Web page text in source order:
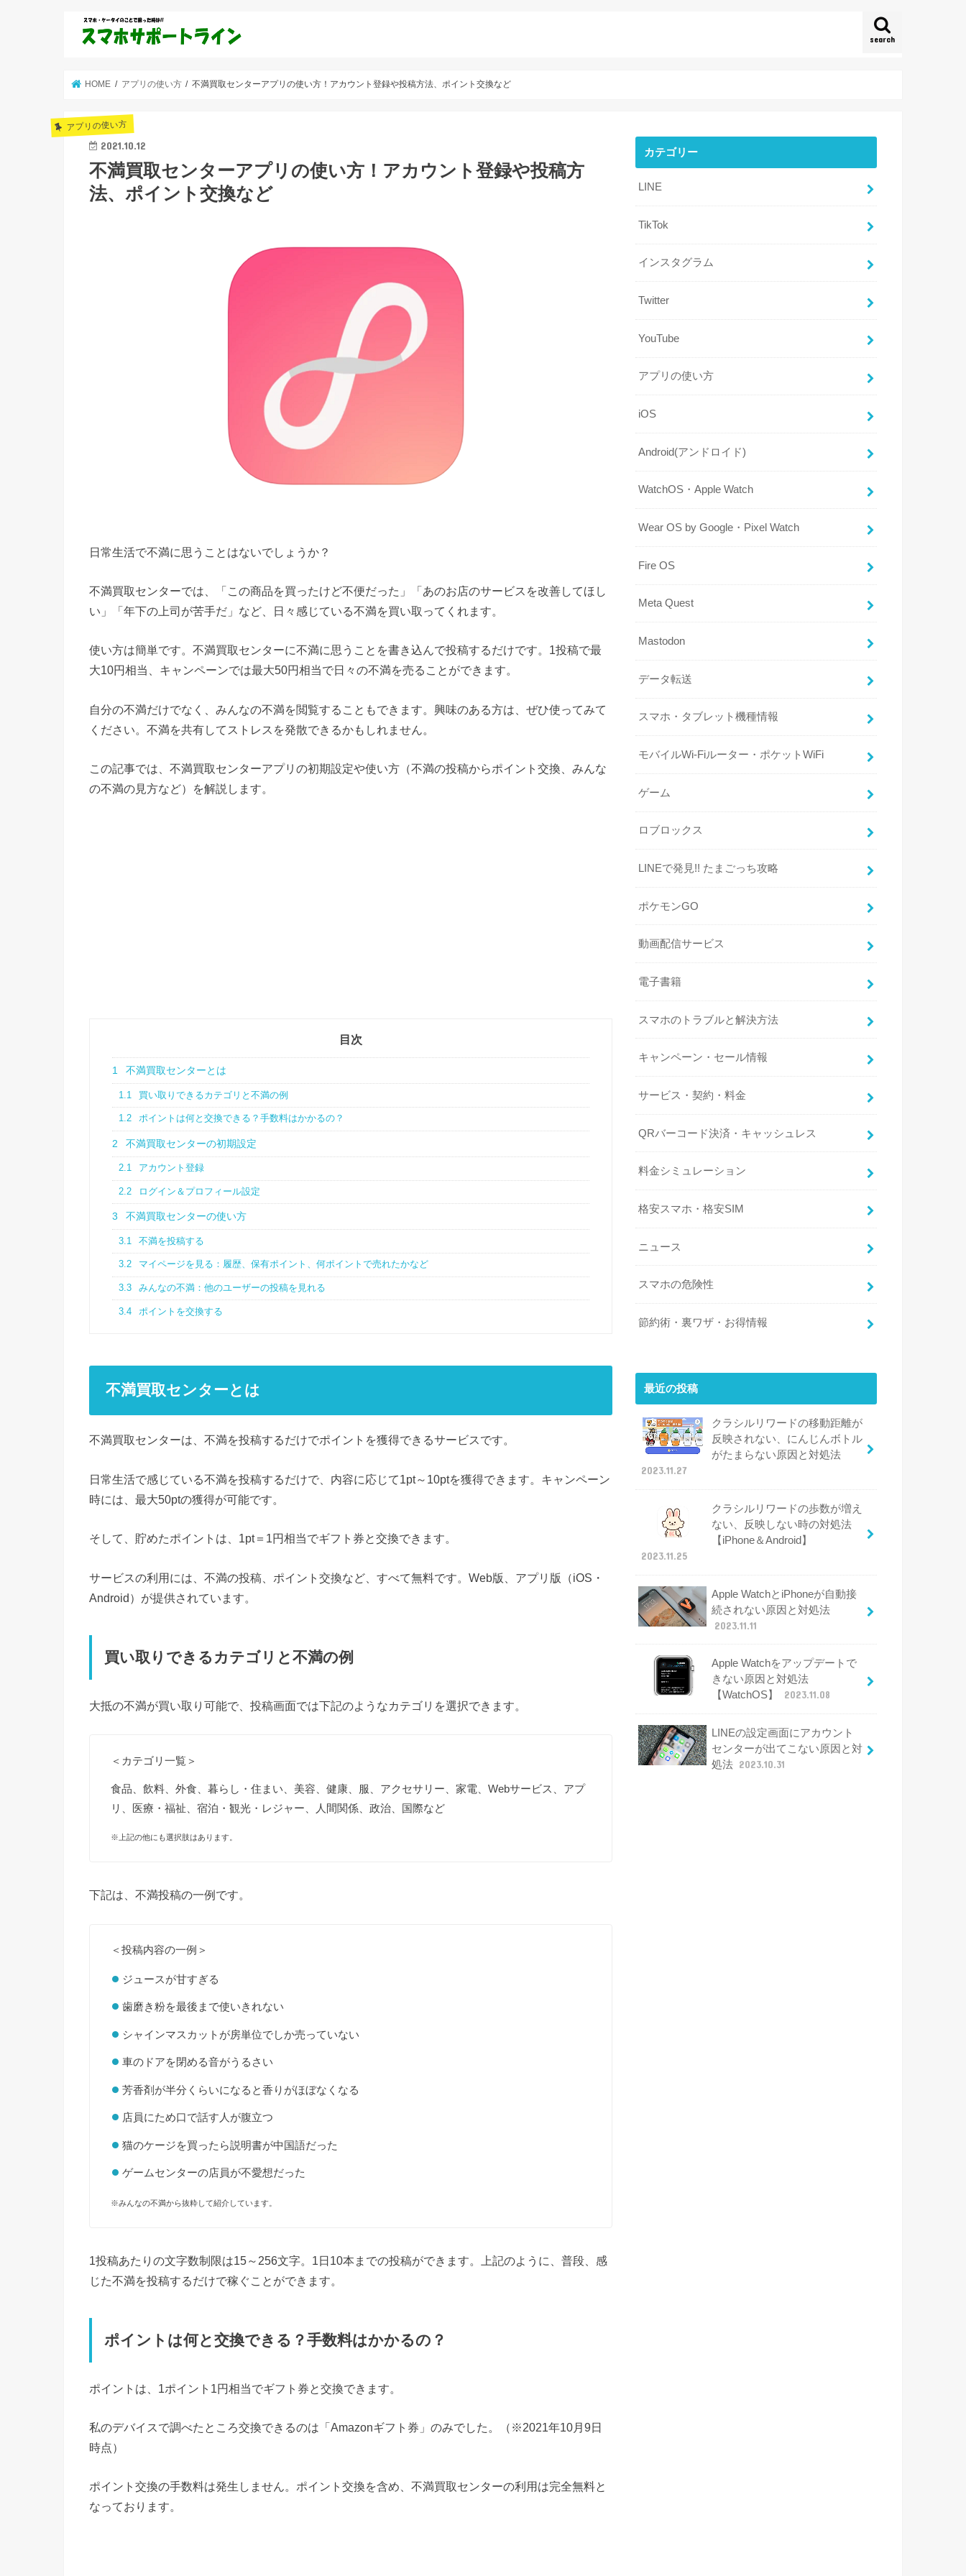
search
HOME アプリの使い方 不満買取センターアプリの使い方！アカウント登録や投稿方法、ポイント交換など
アプリの使い方
2021.10.12
不満買取センターアプリの使い方！アカウント登録や投稿方
法、ポイント交換など
日常生活で不満に思うことはないでしょうか？
不満買取センターでは、「この商品を買ったけど不便だった」「あのお店のサービスを改善してほし
い」「年下の上司が苦手だ」など、日々感じている不満を買い取ってくれます。
使い方は簡単です。不満買取センターに不満に思うことを書き込んで投稿するだけです。1投稿で最
大10円相当、キャンペーンでは最大50円相当で日々の不満を売ることができます。
自分の不満だけでなく、みんなの不満を閲覧することもできます。興味のある方は、ぜひ使ってみて
ください。不満を共有してストレスを発散できるかもしれません。
この記事では、不満買取センターアプリの初期設定や使い方（不満の投稿からポイント交換、みんな
の不満の見方など）を解説します。
目次
1 不満買取センターとは
1.1 買い取りできるカテゴリと不満の例
1.2 ポイントは何と交換できる？手数料はかかるの？
2 不満買取センターの初期設定
2.1 アカウント登録
2.2 ログイン＆プロフィール設定
3 不満買取センターの使い方
3.1 不満を投稿する
3.2 マイページを見る：履歴、保有ポイント、何ポイントで売れたかなど
3.3 みんなの不満：他のユーザーの投稿を見れる
3.4 ポイントを交換する
不満買取センターとは
不満買取センターは、不満を投稿するだけでポイントを獲得できるサービスです。
日常生活で感じている不満を投稿するだけで、内容に応じて1pt～10ptを獲得できます。キャンペーン
時には、最大50ptの獲得が可能です。
そして、貯めたポイントは、1pt＝1円相当でギフト券と交換できます。
サービスの利用には、不満の投稿、ポイント交換など、すべて無料です。Web版、アプリ版（iOS・
Android）が提供されています。
買い取りできるカテゴリと不満の例
大抵の不満が買い取り可能で、投稿画面では下記のようなカテゴリを選択できます。
＜カテゴリ一覧＞
食品、飲料、外食、暮らし・住まい、美容、健康、服、アクセサリー、家電、Webサービス、アプ
リ、医療・福祉、宿泊・観光・レジャー、人間関係、政治、国際など
※上記の他にも選択肢はあります。
下記は、不満投稿の一例です。
＜投稿内容の一例＞
ジュースが甘すぎる
歯磨き粉を最後まで使いきれない
シャインマスカットが房単位でしか売っていない
車のドアを閉める音がうるさい
芳香剤が半分くらいになると香りがほぼなくなる
店員にため口で話す人が腹立つ
猫のケージを買ったら説明書が中国語だった
ゲームセンターの店員が不愛想だった
※みんなの不満から抜粋して紹介しています。
1投稿あたりの文字数制限は15～256文字。1日10本までの投稿ができます。上記のように、普段、感
じた不満を投稿するだけで稼ぐことができます。
ポイントは何と交換できる？手数料はかかるの？
ポイントは、1ポイント1円相当でギフト券と交換できます。
私のデバイスで調べたところ交換できるのは「Amazonギフト券」のみでした。（※2021年10月9日
時点）
ポイント交換の手数料は発生しません。ポイント交換を含め、不満買取センターの利用は完全無料と
なっております。
カテゴリー
LINE
TikTok
インスタグラム
Twitter
YouTube
アプリの使い方
iOS
Android(アンドロイド)
WatchOS・Apple Watch
Wear OS by Google・Pixel Watch
Fire OS
Meta Quest
Mastodon
データ転送
スマホ・タブレット機種情報
モバイルWi-Fiルーター・ポケットWiFi
ゲーム
ロブロックス
LINEで発見!! たまごっち攻略
ポケモンGO
動画配信サービス
電子書籍
スマホのトラブルと解決方法
キャンペーン・セール情報
サービス・契約・料金
QRバーコード決済・キャッシュレス
料金シミュレーション
格安スマホ・格安SIM
ニュース
スマホの危険性
節約術・裏ワザ・お得情報
最近の投稿
クラシルリワードの移動距離が
反映されない、にんじんボトル
がたまらない原因と対処法
2023.11.27
クラシルリワードの歩数が増え
ない、反映しない時の対処法
【iPhone＆Android】
2023.11.25
Apple WatchとiPhoneが自動接
続されない原因と対処法
2023.11.11
Apple Watchをアップデートで
きない原因と対処法
【WatchOS】
2023.11.08
LINEの設定画面にアカウント
センターが出てこない原因と対
処法 2023.10.31